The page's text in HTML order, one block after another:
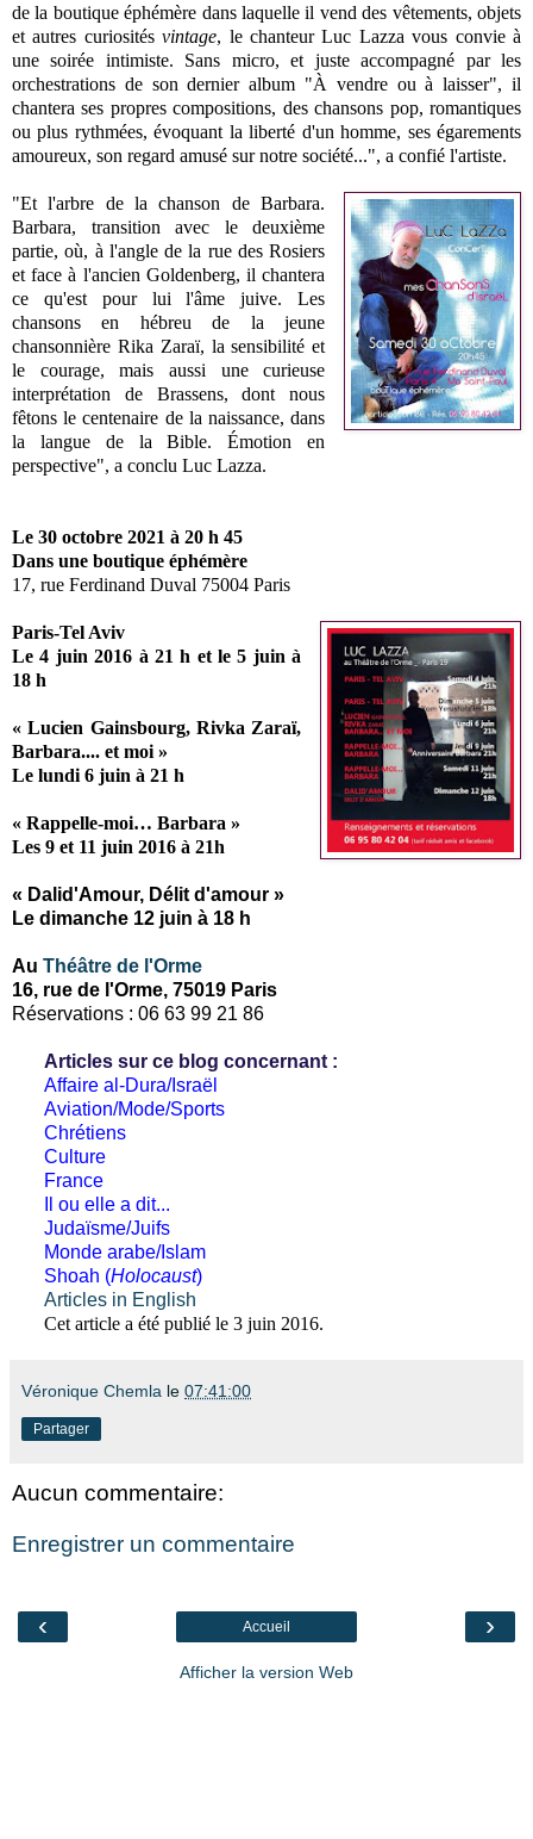
de la boutique éphémère dans laquelle il vend des vêtements, objets
et autres curiositésvintage, le chanteur Luc Lazza vous convie à
une soirée intimiste. Sans micro, et juste accompagné par les
orchestrations de son dernier album "À vendre ou à laisser", il
chantera ses propres compositions, des chansons pop, romantiques
ou plus rythmées, évoquant la liberté d'un homme, ses égarements
amoureux, son regard amusé sur notre société...", a confié l'artiste.
"Et l'arbre de la chanson de Barbara.
Barbara, transition avec le deuxième
partie, où, à l'angle de la rue des Rosiers
et face à l'ancien Goldenberg, il chantera
ce qu'est pour lui l'âme juive. Les
chansons en hébreu de la jeune
chansonnière Rika Zaraï, la sensibilité et
le courage, mais aussi une curieuse
interprétation de Brassens, dont nous
fêtons le centenaire de la naissance, dans
la langue de la Bible. Émotion en
perspective", a conclu Luc Lazza.
Le 30 octobre 2021 à 20 h 45
Dans une boutique éphémère
17, rue Ferdinand Duval 75004 Paris
Paris-Tel Aviv
Le 4 juin 2016 à 21 h et le 5 juin à
18 h
« Lucien Gainsbourg, Rivka Zaraï,
Barbara.... et moi »
Le lundi 6 juin à 21 h
« Rappelle-moi… Barbara »
Les 9 et 11 juin 2016 à 21h
« Dalid'Amour, Délit d'amour »
Le dimanche 12 juin à 18 h
Au Théâtre de l'Orme
16, rue de l'Orme, 75019 Paris
Réservations : 06 63 99 21 86
Articles sur ce blog concernant :
Affaire al-Dura/Israël
Aviation/Mode/Sports
Chrétiens
Culture
France
Il ou elle a dit...
Judaïsme/Juifs
Monde arabe/Islam
Shoah (Holocaust)
Articles in English
Cet article a été publié le 3 juin 2016.
Véronique Chemla le 07:41:00
Partager
Aucun commentaire:
Enregistrer un commentaire
‹ ›
Accueil
Afficher la version Web